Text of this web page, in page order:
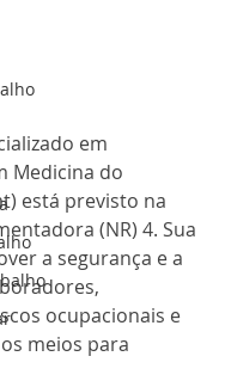
em
Medicina do
está previsto na
(NR) 4. Sua
a segurança e a
ocupacionais e
meios para